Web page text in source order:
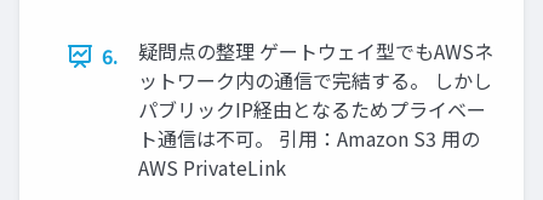
6.
疑問点の整理 ゲートウェイ型でもAWSネ
ットワーク内の通信で完結する。 しかし
パブリックIP経由となるためプライベー
ト通信は不可。 引用：Amazon S3 用の
AWS PrivateLink